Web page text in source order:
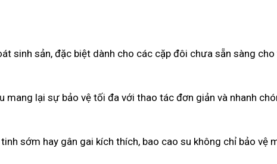
sinh sản, đặc biệt dành cho các cặp đôi chưa sẵn sàng
mang lại sự bảo vệ tối đa với thao tác đơn giản và nhanh
sớm hay gân gai kích thích, bao cao su không chỉ bảo vệ